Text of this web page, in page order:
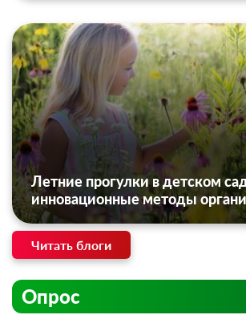
Летние прогулки в детском
инновационные методы
Читать блоги
Опрос